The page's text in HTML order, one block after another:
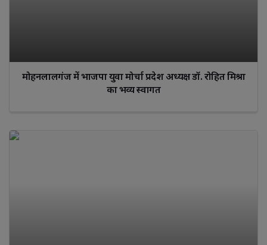
मोहनलालगंज में भाजपा युवा मोर्चा प्रदेश अध्यक्ष डॉ. रोहित मिश्रा
का भव्य स्वागत